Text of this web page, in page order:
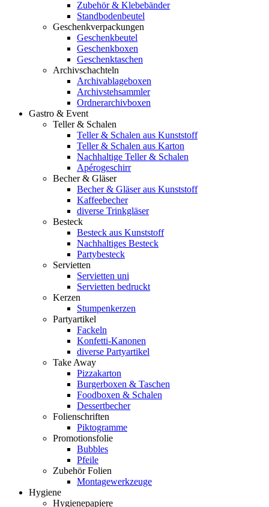
Zubehör & Klebebänder
Standbodenbeutel
Geschenkverpackungen
Geschenkbeutel
Geschenkboxen
Geschenktaschen
Archivschachteln
Archivablageboxen
Archivstehsammler
Ordnerarchivboxen
Gastro & Event
Teller & Schalen
Teller & Schalen aus Kunststoff
Teller & Schalen aus Karton
Nachhaltige Teller & Schalen
Apérogeschirr
Becher & Gläser
Becher & Gläser aus Kunststoff
Kaffeebecher
diverse Trinkgläser
Besteck
Besteck aus Kunststoff
Nachhaltiges Besteck
Partybesteck
Servietten
Servietten uni
Servietten bedruckt
Kerzen
Stumpenkerzen
Partyartikel
Fackeln
Konfetti-Kanonen
diverse Partyartikel
Take Away
Pizzakarton
Burgerboxen & Taschen
Foodboxen & Schalen
Dessertbecher
Folienschriften
Piktogramme
Promotionsfolie
Bubbles
Pfeile
Zubehör Folien
Montagewerkzeuge
Hygiene
Hygienepapiere